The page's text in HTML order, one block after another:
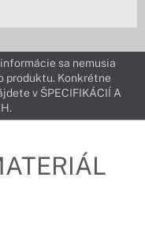
sa nemusia
produktu. Konkrétne
v ŠPECIFIKÁCIÍ A